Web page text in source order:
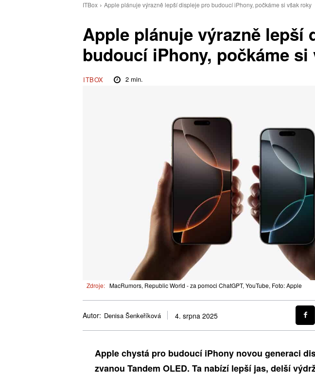
ITBox Apple plánuje výrazně lepší displeje pro budoucí iPhony, počkáme si však roky
Apple plánuje výrazně lepší
budoucí iPhony, počkáme si
ITBOX 2min.
Zdroje: MacRumors, Republic World - za pomoci ChatGPT, YouTube, Foto: Apple
Autor: Denisa Šenkeříková 4. srpna 2025
Apple chystá pro budoucí iPhony novou generaci
zvanou Tandem OLED. Ta nabízí lepší jas, delší